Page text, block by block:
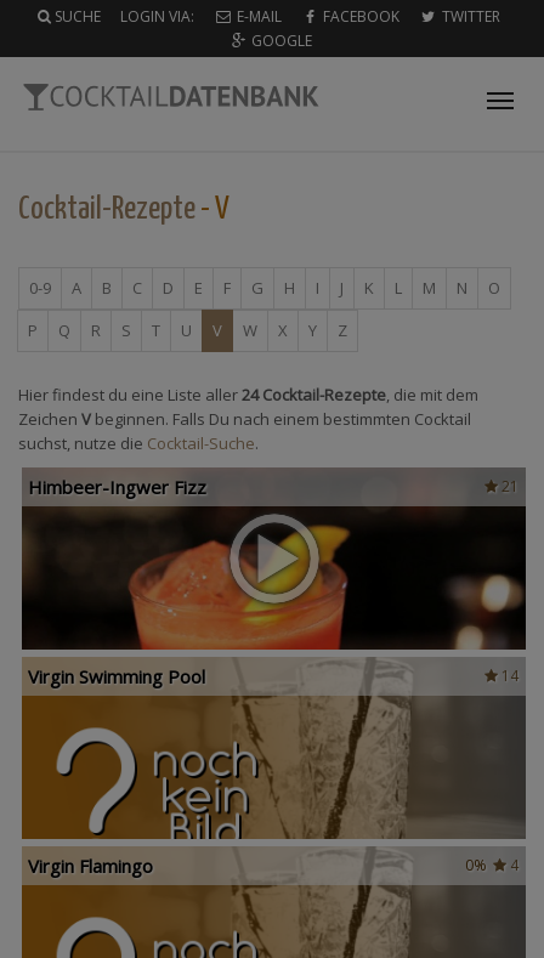
SUCHE LOGIN VIA: E-MAIL FACEBOOK
TWITTER
GOOGLE
Cocktail-Rezepte- V
0-9 A B C D E F G H I J K L M N
O
P
Q R S T U V W X Y Z
Hier findest du eine Liste aller24 Cocktail-Rezepte, die mit dem
Zeichen V beginnen. Falls Du nach einem bestimmten Cocktail
suchst, nutze die Cocktail-Suche.
21
Himbeer-Ingwer Fizz
14
Virgin Swimming Pool
4
0%
Virgin Flamingo